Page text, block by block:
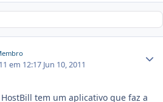
em 12:17 Jun 10, 2011
tem um aplicativo que faz a